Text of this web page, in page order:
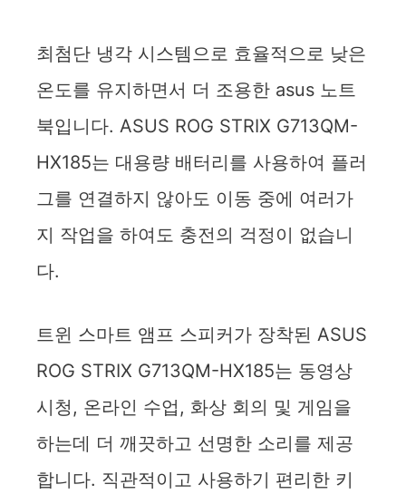
최첨단 냉각 시스템으로 효율적으로 낮은
온도를 유지하면서 더 조용한 asus 노트
북입니다. ASUS ROG STRIX G713QM-
HX185는 대용량 배터리를 사용하여 플러
그를 연결하지 않아도 이동 중에 여러가
지 작업을 하여도 충전의 걱정이 없습니
다.
트윈 스마트 앰프 스피커가 장착된 ASUS
ROG STRIX G713QM-HX185는 동영상
시청, 온라인 수업, 화상 회의 및 게임을
하는데 더 깨끗하고 선명한 소리를 제공
합니다. 직관적이고 사용하기 편리한 키